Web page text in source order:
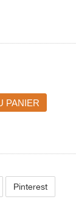
Pinterest